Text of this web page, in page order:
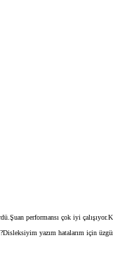
performansı çok iyi
yazım hatalarım için